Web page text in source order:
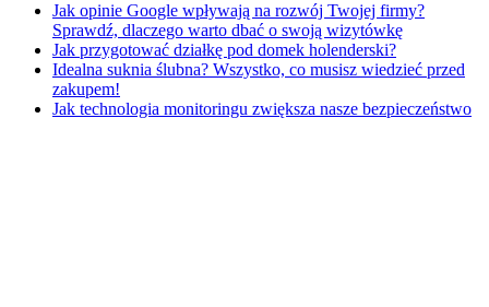
Jak opinie Google wpływają na rozwój Twojej firmy?
Sprawdź, dlaczego warto dbać o swoją wizytówkę
Jak przygotować działkę pod domek holenderski?
Idealna suknia ślubna? Wszystko, co musisz wiedzieć przed
zakupem!
Jak technologia monitoringu zwiększa nasze bezpieczeństwo